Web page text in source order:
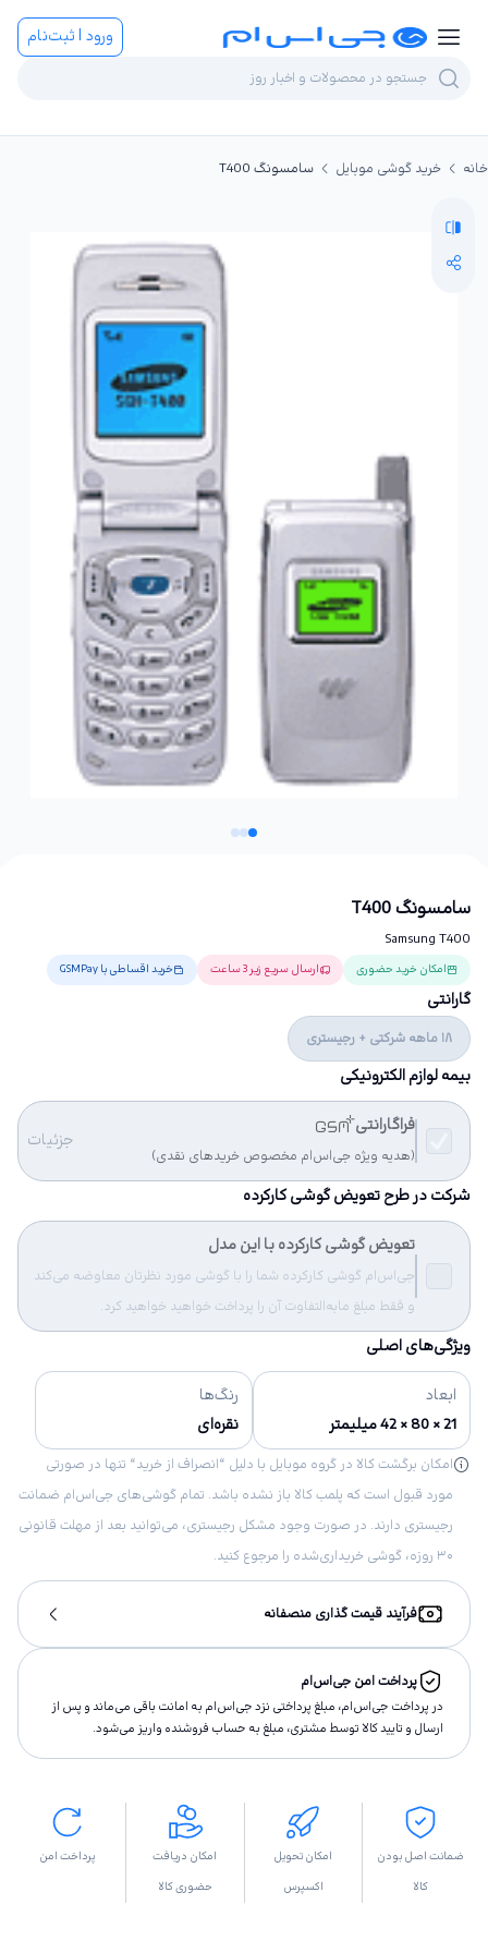
ورود | ثبت‌نام
خانه خرید گوشی موبایل سامسونگ T400
سامسونگ T400
Samsung T400
امکان خرید حضوری ارسال سریع زیر 3 ساعت خرید اقساطی با GSMPay
گارانتی
18 ماهه شرکتی + رجیستری
بیمه لوازم الکترونیکی
فراگارانتی
(هدیه ویژه جی‌اس‌ام مخصوص خریدهای نقدی)
جزئیات
شرکت در طرح تعویض گوشی کارکرده
تعویض گوشی کارکرده با این مدل
جی‌اس‌ام گوشی کارکرده شما را با گوشی مورد نظرتان معاوضه می‌کند
و فقط مبلغ مابه‌التفاوت آن را پرداخت خواهید خواهید کرد.
ویژگی‌های اصلی
ابعاد
21 × 80 × 42 میلیمتر
رنگ‌ها
نقره‌ای
امکان برگشت کالا در گروه موبایل با دلیل “انصراف از خرید“ تنها در صورتی
مورد قبول است که پلمب کالا باز نشده باشد. تمام گوشی‌های جی‌اس‌ام ضمانت
رجیستری دارند. در صورت وجود مشکل رجیستری، می‌توانید بعد از مهلت قانونی
۳۰ روزه، گوشی خریداری‌شده را مرجوع کنید.
فرآیند قیمت گذاری منصفانه
پرداخت امن جی‌اس‌ام
در پرداخت جی‌اس‌ام، مبلغ پرداختى نزد جی‌اس‌ام به امانت باقى مى‌ماند و پس از
ارسال و تاييد كالا توسط مشتری، مبلغ به حساب فروشنده واريز مى‌شود.
ضمانت اصل بودن
کالا
امکان تحویل
اکسپرس
امکان دریافت
حضوری کالا
پرداخت امن